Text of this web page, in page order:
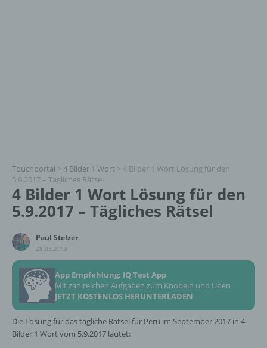
Touchportal > 4 Bilder 1 Wort > 4 Bilder 1 Wort Lösung für den
5.9.2017 – Tägliches Rätsel
4 Bilder 1 Wort Lösung für den
5.9.2017 – Tägliches Rätsel
Paul Stelzer
28.03.2018
App Empfehlung: IQ Test App
Mit zahlreichen Aufgaben zum Knobeln und Üben
JETZT KOSTENLOS HERUNTERLADEN
Die Lösung für das tägliche Rätsel für Peru im September 2017 in 4
Bilder 1 Wort vom 5.9.2017 lautet: